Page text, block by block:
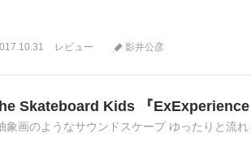
レビュー 影井公彦
Skateboard Kids 『
象画のようなサウンドスケープ ゆったりと流